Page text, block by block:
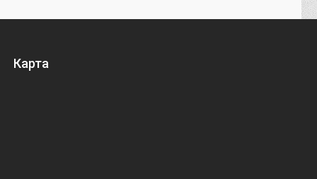
Карта